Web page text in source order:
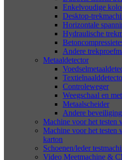
Enkelvoudige
Desktop-
Horizontale
Hydraulische
Andere
Metaaldetector
Controleweger
Weegschaal en
Metaalscheider
Andere
Machine voor het testen
Machine voor het testen
karton
Schoenen/leder
Video Meetmachine &